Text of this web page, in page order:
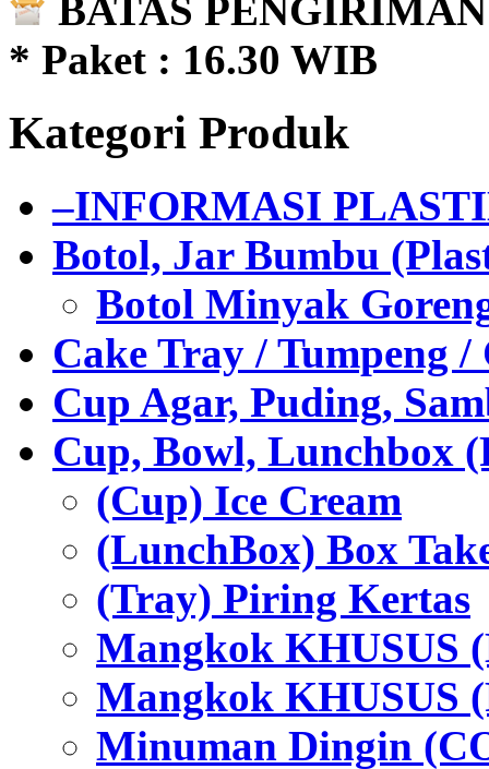
BATAS
* Paket : 16.30 WIB
Kategori Produk
–INFORMASI
Botol, Jar Bumbu
Botol Minyak
Cake Tray / Tumpeng /
Cup Agar, Puding,
Cup, Bowl, Lunchbox
(Cup) Ice Cream
(LunchBox) Box
(Tray) Piring Kertas
Mangkok KHUSUS
Mangkok KHUSUS
Minuman Dingin